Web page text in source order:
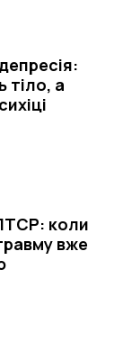
тіло, а
коли
вже